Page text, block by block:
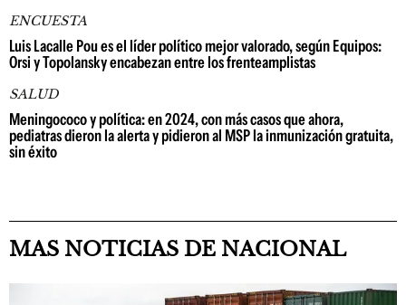
ENCUESTA
Luis Lacalle Pou es el líder político mejor valorado, según Equipos:
Orsi y Topolansky encabezan entre los frenteamplistas
SALUD
Meningococo y política: en 2024, con más casos que ahora,
pediatras dieron la alerta y pidieron al MSP la inmunización gratuita,
sin éxito
MAS NOTICIAS DE NACIONAL